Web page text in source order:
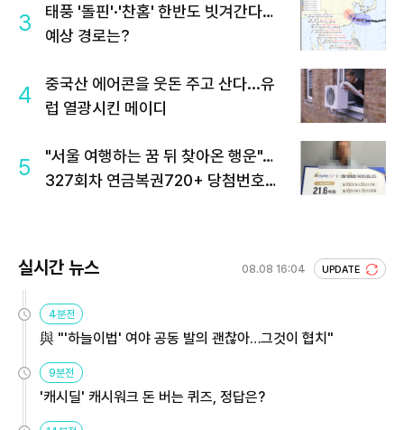
3
태풍 '돌핀'·'찬홈' 한반도 빗겨간다…
예상 경로는?
4
중국산 에어콘을 웃돈 주고 산다...유
럽 열광시킨 메이디
5
"서울 여행하는 꿈 뒤 찾아온 행운"…
327회차 연금복권720+ 당첨번호조
실시간 뉴스 08.08 16:04 UPDATE
4분전
與 "'하늘이법' 여야 공동 발의 괜찮아…그것이 협치"
9분전
'캐시딜' 캐시워크 돈 버는 퀴즈, 정답은?